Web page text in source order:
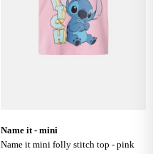
name it - mini
name it mini folly stitch top - pink